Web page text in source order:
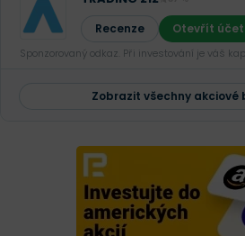
Recenze Otevřít účet
Sponzorovaný odkaz. Při investování je váš
Zobrazit všechny akciové